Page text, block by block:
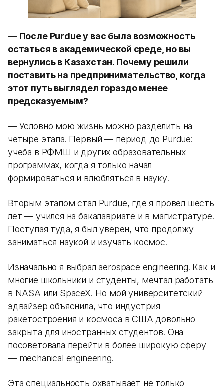
— После Purdue у вас была возможность
остаться в академической среде, но вы
вернулись в Казахстан. Почему решили
поставить на предпринимательство, когда
этот путь выглядел гораздо менее
предсказуемым?
— Условно мою жизнь можно разделить на
четыре этапа. Первый — период до Purdue:
учеба в РФМШ и других образовательных
программах, когда я только начал
формироваться и влюбляться в науку.
Вторым этапом стал Purdue, где я провел шесть
лет — учился на бакалавриате и в магистратуре.
Поступая туда, я был уверен, что продолжу
заниматься наукой и изучать космос.
Изначально я выбрал aerospace engineering. Как и
многие школьники и студенты, мечтал работать
в NASA или SpaceX. Но мой университетский
эдвайзер объяснила, что индустрия
ракетостроения и космоса в США довольно
закрыта для иностранных студентов. Она
посоветовала перейти в более широкую сферу
— mechanical engineering.
Эта специальность охватывает не только